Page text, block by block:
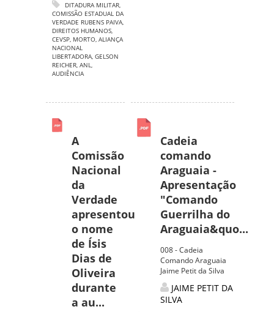
DITADURA MILITAR,
COMISSÃO ESTADUAL DA
VERDADE RUBENS PAIVA,
DIREITOS HUMANOS,
CEVSP, MORTO, ALIANÇA
NACIONAL
LIBERTADORA, GELSON
REICHER, ANL,
AUDIÊNCIA
A
Comissão
Nacional
da
Verdade
apresentou
o nome
de Ísis
Dias de
Oliveira
durante
a au...
Cadeia
comando
Araguaia -
Apresentação
"Comando
Guerrilha do
Araguaia&quo...
008 - Cadeia
Comando Araguaia
Jaime Petit da Silva
JAIME PETIT DA
SILVA